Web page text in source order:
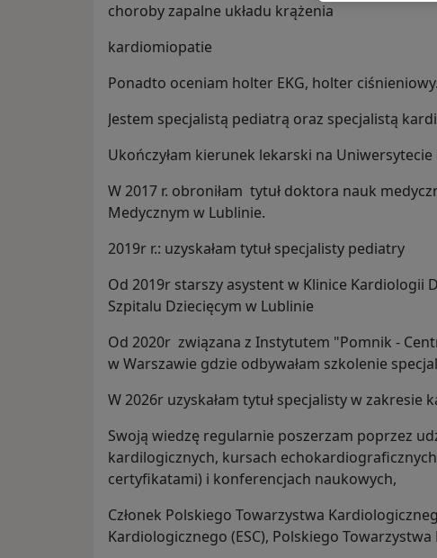
choroby zapalne układu krążenia
kardiomiopatie
Ponadto oceniam holter EKG, holter ciśnieniowy.
Jestem specjalistą pediatrą oraz specjalistą
Ukończyłam kierunek lekarski na
W 2017 r. obroniłam tytuł doktora nauk
Medycznym w Lublinie.
2019r r.: uzyskałam tytuł specjalisty pediatry
Od 2019r starszy asystent w Klinice Kardiologii
Szpitalu Dziecięcym w Lublinie
Od 2020r związana z Instytutem "Pomnik -
w Warszawie gdzie odbywałam szkolenie
W 2026r uzyskałam tytuł specjalisty w zakresie
Swoją wiedzę regularnie poszerzam poprzez
kardilogicznych, kursach
certyfikatami) i konferencjach naukowych,
Członek Polskiego Towarzystwa
Kardiologicznego (ESC), Polskiego